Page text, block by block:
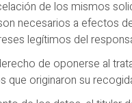
de los mismos
necesarios a efectos
legítimos del
de oponerse al
que originaron su